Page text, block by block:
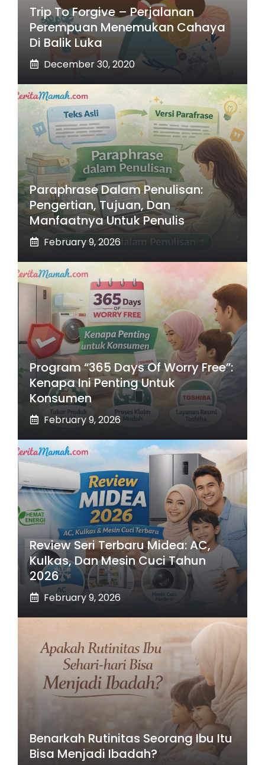
Trip To Forgive – Perjalanan
Perempuan Menemukan Cahaya
Di Balik Luka
December 30, 2020
Paraphrase Dalam Penulisan:
Pengertian, Tujuan, Dan
Manfaatnya Untuk Penulis
February 9, 2026
Program “365 Days Of Worry Free”:
Kenapa Ini Penting Untuk
Konsumen
February 9, 2026
Review Seri Terbaru Midea: AC,
Kulkas, Dan Mesin Cuci Tahun
2026
February 9, 2026
Benarkah Rutinitas Seorang Ibu Itu
Bisa Menjadi Ibadah?